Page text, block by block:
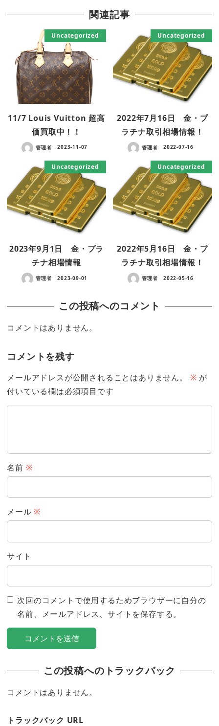
関連記事
Uncategorized
11/7 Louis Vuitton 超高
価買取中！！
管理者 2023-11-07
Uncategorized
2022年7月16日 金・プ
ラチナ取引相場情報！
管理者 2022-07-16
Uncategorized
2023年9月1日 金・プラ
チナ相場情報
管理者 2023-09-01
Uncategorized
2022年5月16日 金・プ
ラチナ取引相場情報！
管理者 2022-05-16
この投稿へのコメント
コメントはありません。
コメントを残す
メールアドレスが公開されることはありません。 ※ が
付いている欄は必須項目です
名前 ※
メール ※
サイト
次回のコメントで使用するためブラウザーに自分の
名前、メールアドレス、サイトを保存する。
この投稿へのトラックバック
コメントはありません。
トラックバック URL